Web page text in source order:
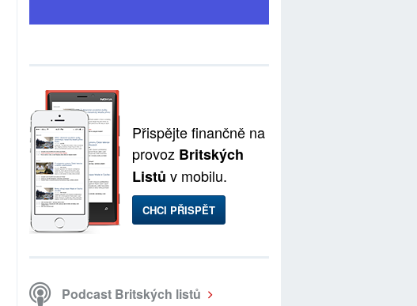
Přispějte finančně na
provoz Britských
Listů v mobilu.
CHCI PŘISPĚT
Podcast Britských listů